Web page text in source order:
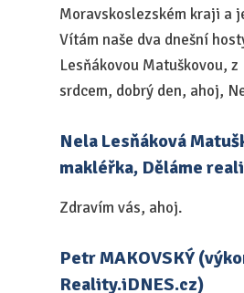
Moravskoslezském kraji a
Vítám naše dva dnešní
Lesňákovou Matuškovou,
srdcem, dobrý den, ahoj,
Nela Lesňáková
makléřka, Děláme
Zdravím vás, ahoj.
Petr MAKOVSKÝ
Reality.iDNES.cz)